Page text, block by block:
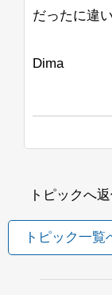
だったに違
Dima
トピックへ
トピック一覧